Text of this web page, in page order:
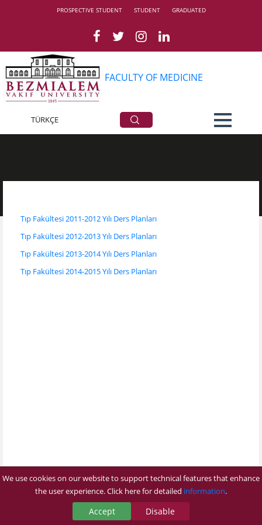
PROSPECTIVE STUDENT STUDENT GRADUATED
FACULTY OF MEDICINE
TÜRKÇE Course Summary
Tıp Fakültesi 2011-2012 Yılı Ders Planları
Tıp Fakültesi 2012-2013 Yılı Ders Planları
Tıp Fakültesi 2013-2014 Yılı Ders Planları
Tıp Fakültesi 2014-2015 Yılı Ders Planları
We use cookies on our website to support technical features that enhance
the user experience. Click here for detailed information.
Accept Disable